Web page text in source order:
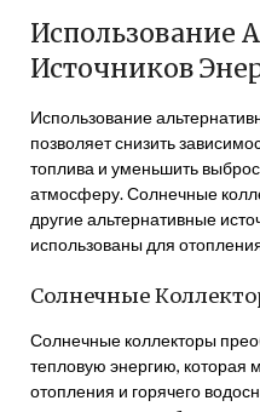
Использование
Источников
Использование
позволяет снизить
топлива и уменьшить
атмосферу. Солнечные
другие альтернативные
использованы для
Солнечные
Солнечные коллекторы
тепловую энергию, которая
отопления и горячего